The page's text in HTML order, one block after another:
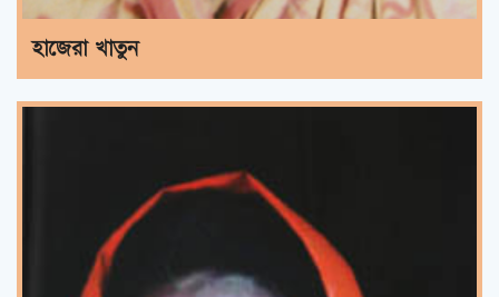
হাজেরা খাতুন